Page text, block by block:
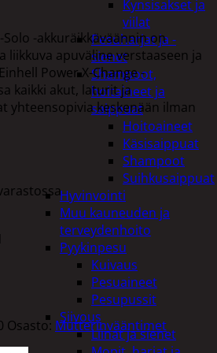
Kynsisakset ja
viilat
Pesuharjat ja -
sienet
Shampoot,
hoitaineet ja
saippuat
Hoitoaineet
Käsisaippuat
Shampoot
Suihkusaippuat
Hyvinvointi
Muu kauneuden ja
terveydenhoito
Pyykinpesu
Kuivaus
Pesuaineet
Pesupussit
Siivous
Liinat ja sienet
Solo -akkuräikkäväännin on
liikkuva apuväline verstaaseen ja
Power X-Change -
kaikki akut, laturit ja
yhteensopivia keskenään ilman
Osasto: Mutterinvääntimet